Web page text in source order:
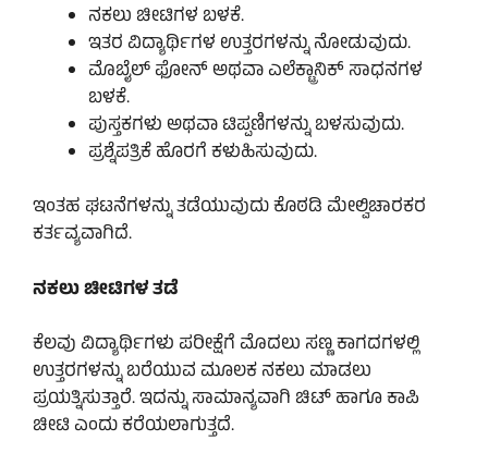
ನಕಲು ಚೀಟಿಗಳ ಬಳಕೆ.
ಇತರ ವಿದ್ಯಾರ್ಥಿಗಳ ಉತ್ತರಗಳನ್ನು ನೋಡುವುದು.
ಮೊಬೈಲ್ ಫೋನ್ ಅಥವಾ ಎಲೆಕ್ಟ್ರಾನಿಕ್ ಸಾಧನಗಳ
ಬಳಕೆ.
ಪುಸ್ತಕಗಳು ಅಥವಾ ಟಿಪ್ಪಣಿಗಳನ್ನು ಬಳಸುವುದು.
ಪ್ರಶ್ನೆಪತ್ರಿಕೆ ಹೊರಗೆ ಕಳುಹಿಸುವುದು.
ಇಂತಹ ಘಟನೆಗಳನ್ನು ತಡೆಯುವುದು ಕೊಠಡಿ ಮೇಲ್ವಿಚಾರಕರ
ಕರ್ತವ್ಯವಾಗಿದೆ.
ನಕಲು ಚೀಟಿಗಳ ತಡೆ
ಕೆಲವು ವಿದ್ಯಾರ್ಥಿಗಳು ಪರೀಕ್ಷೆಗೆ ಮೊದಲು ಸಣ್ಣ ಕಾಗದಗಳಲ್ಲಿ
ಉತ್ತರಗಳನ್ನು ಬರೆಯುವ ಮೂಲಕ ನಕಲು ಮಾಡಲು
ಪ್ರಯತ್ನಿಸುತ್ತಾರೆ. ಇದನ್ನು ಸಾಮಾನ್ಯವಾಗಿ ಚಿಟ್ ಹಾಗೂ ಕಾಪಿ
ಚೀಟಿ ಎಂದು ಕರೆಯಲಾಗುತ್ತದೆ.